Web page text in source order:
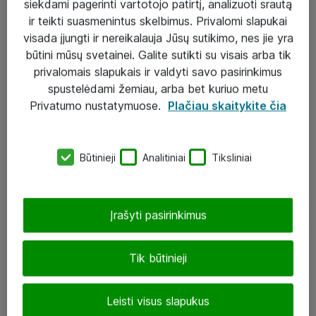
Sprendimai ir paslaugos
Paslaugos
Įgyvendinti projektai
J. Rutkausko g. 6, Vilnius
siekdami pagerinti vartotojo patirtį, analizuoti srautą
ir teikti suasmenintus skelbimus. Privalomi slapukai
visada įjungti ir nereikalauja Jūsų sutikimo, nes jie yra
būtini mūsų svetainei. Galite sutikti su visais arba tik
privalomais slapukais ir valdyti savo pasirinkimus
spustelėdami žemiau, arba bet kuriuo metu
Privatumo nustatymuose. Plačiau skaitykite čia
Būtinieji Analitiniai Tiksliniai
Tik būtinieji
Leisti visus slapukus
Įrašyti pasirinkimus